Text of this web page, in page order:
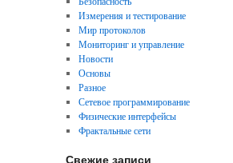
Измерения и тестирование
Мир протоколов
Мониторинг и управление
Новости
Основы
Разное
Сетевое программирование
Физические интерфейсы
Фрактальные сети
Свежие записи